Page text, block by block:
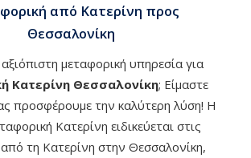
από Κατερίνη προς
Θεσσαλονίκη
μεταφορική υπηρεσία για
Κατερίνη Θεσσαλονίκη; Είμαστε
προσφέρουμε την καλύτερη λύση! Η
Κατερίνη ειδικεύεται στις
τη Κατερίνη στην Θεσσαλονίκη,